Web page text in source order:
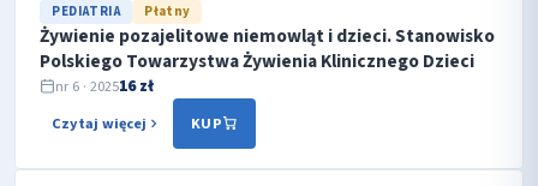
PEDIATRIA Płatny
Żywienie pozajelitowe niemowląt i dzieci. Stanowisko
Polskiego Towarzystwa Żywienia Klinicznego Dzieci
nr 6 · 202516 zł
Czytaj więcej KUP